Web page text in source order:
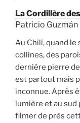
La Cordillère
Patricio Guzmán
Au Chili, quand le
collines, des
dernière pierre
est partout mais
inconnue. Après
lumière et au sud
filmer de près